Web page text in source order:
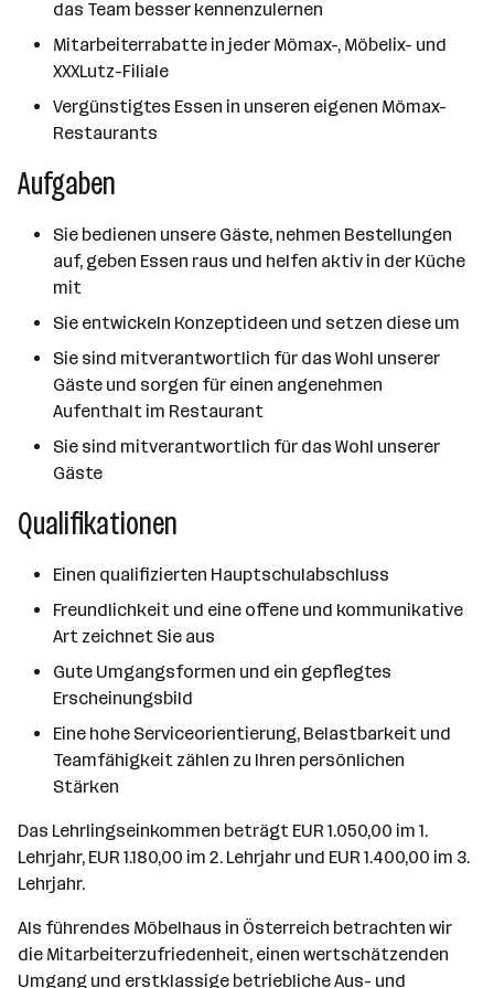
das Team besser kennenzulernen
Mitarbeiterrabatte in jeder Mömax-, Möbelix- und
XXXLutz-Filiale
Vergünstigtes Essen in unseren eigenen Mömax-
Restaurants
Aufgaben
Sie bedienen unsere Gäste, nehmen Bestellungen
auf, geben Essen raus und helfen aktiv in der Küche
mit
Sie entwickeln Konzeptideen und setzen diese um
Sie sind mitverantwortlich für das Wohl unserer
Gäste und sorgen für einen angenehmen
Aufenthalt im Restaurant
Sie sind mitverantwortlich für das Wohl unserer
Gäste
Qualifikationen
Einen qualifizierten Hauptschulabschluss
Freundlichkeit und eine offene und kommunikative
Art zeichnet Sie aus
Gute Umgangsformen und ein gepflegtes
Erscheinungsbild
Eine hohe Serviceorientierung, Belastbarkeit und
Teamfähigkeit zählen zu Ihren persönlichen
Stärken
Das Lehrlingseinkommen beträgt EUR 1.050,00 im 1.
Lehrjahr, EUR 1.180,00 im 2. Lehrjahr und EUR 1.400,00 im 3.
Lehrjahr.
Als führendes Möbelhaus in Österreich betrachten wir
die Mitarbeiterzufriedenheit, einen wertschätzenden
Umgang und erstklassige betriebliche Aus- und